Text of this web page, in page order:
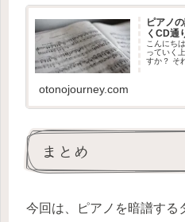
ピアノ
くCD通
こんにち
っていく
すか？ そ
otonojourney.com
まとめ
今回は、ピアノを暗譜する